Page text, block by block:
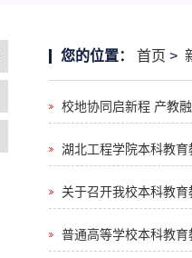
您的位置： 首页 >
校地协同启新程 产教
湖北工程学院本科教
关于召开我校本科教
普通高等学校本科教